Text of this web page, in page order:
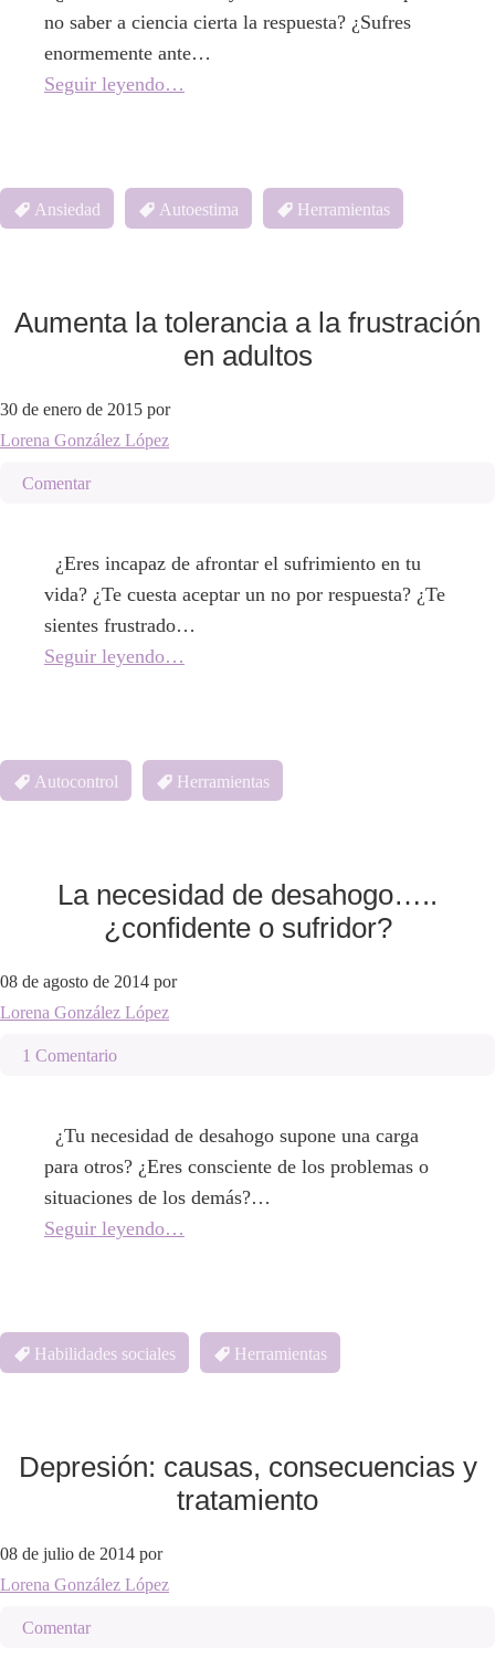
no saber a ciencia cierta la respuesta? ¿Sufres
enormemente ante…
Seguir leyendo…
Ansiedad Autoestima Herramientas
Aumenta la tolerancia a la frustración
en adultos
30 de enero de 2015 por
Lorena González López
Comentar
¿Eres incapaz de afrontar el sufrimiento en tu
vida? ¿Te cuesta aceptar un no por respuesta? ¿Te
sientes frustrado…
Seguir leyendo…
Autocontrol Herramientas
La necesidad de desahogo…..
¿confidente o sufridor?
08 de agosto de 2014 por
Lorena González López
1 Comentario
¿Tu necesidad de desahogo supone una carga
para otros? ¿Eres consciente de los problemas o
situaciones de los demás?…
Seguir leyendo…
Habilidades sociales Herramientas
Depresión: causas, consecuencias y
tratamiento
08 de julio de 2014 por
Lorena González López
Comentar